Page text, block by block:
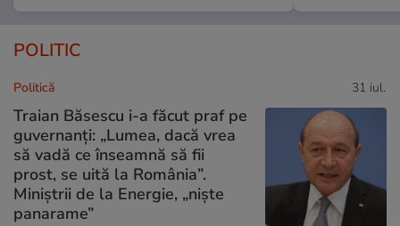
POLITIC
Politică 31 iul.
Traian Băsescu i-a făcut praf pe
guvernanți: „Lumea, dacă vrea
să vadă ce înseamnă să fii
prost, se uită la România”.
Miniștrii de la Energie, „niște
panarame”